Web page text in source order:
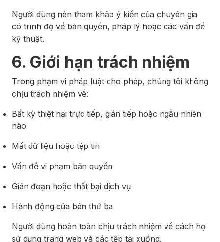
Người dùng nên tham khảo ý kiến của chuyên gia
có trình độ về bản quyền, pháp lý hoặc các vấn đề
kỹ thuật.
6. Giới hạn trách nhiệm
Trong phạm vi pháp luật cho phép, chúng tôi không
chịu trách nhiệm về:
Bất kỳ thiệt hại trực tiếp, gián tiếp hoặc ngẫu nhiên
nào
Mất dữ liệu hoặc tệp tin
Vấn đề vi phạm bản quyền
Gián đoạn hoặc thất bại dịch vụ
Hành động của bên thứ ba
Người dùng hoàn toàn chịu trách nhiệm về cách họ
sử dụng trang web và các tệp tải xuống.